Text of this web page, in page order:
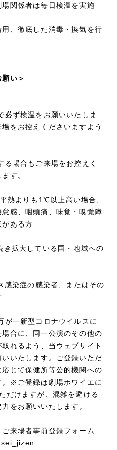
関係者は毎日検温を実施
、徹底した消毒・換気を行
い＞
ず検温をお願いいたしま
をお控えくださいますよう
場合もご来場をお控えく
す。
熱よりも1℃以上高い場合、
感、咽頭痛、味覚・嗅覚障
ある方
拡大している国・地域への
染症の感染者、またはその
一新型コロナウイルスに
合に、同一公演のその他の
れるよう、当ウェブサイト
いたします。ご登録いただ
じて保健所等公的機関への
※ご登録は劇場ホワイエに
だけますが、混雑を避ける
をお願いいたします。
来場者事前登録フォーム